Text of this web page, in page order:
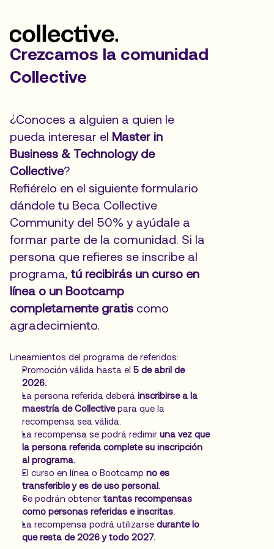
Crezcamos la comunidad
Collective
¿Conoces a alguien a quien le
pueda interesar el Master in
Business & Technology de
Collective?
Refiérelo en el siguiente formulario
dándole tu Beca Collective
Community del 50% y ayúdale a
formar parte de la comunidad. Si la
persona que refieres se inscribe al
programa, tú recibirás un curso en
línea o un Bootcamp
completamente gratis como
agradecimiento.
Lineamientos del programa de referidos:
Promoción válida hasta el 5 de abril de
2026.
La persona referida deberá inscribirse a la
maestría de Collective para que la
recompensa sea válida.
La recompensa se podrá redimir una vez que
la persona referida complete su inscripción
al programa.
El curso en línea o Bootcamp no es
transferible y es de uso personal.
Se podrán obtener tantas recompensas
como personas referidas e inscritas.
La recompensa podrá utilizarse durante lo
que resta de 2026 y todo 2027.